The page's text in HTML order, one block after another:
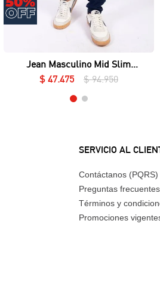
Vista rápida
Jean Masculino Mid Slim
Essential
$ 47.475 $ 94.950
SERVICIO AL
Contáctanos (PQRS)
Preguntas frecuentes
Términos y
Promociones